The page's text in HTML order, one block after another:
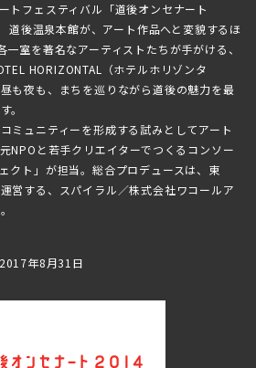
トフェスティバル「道後オンセナート
道後温泉本館が、アート作品へと変貌するほ
室を著名なアーティストたちが手がける、
HORIZONTAL（ホテルホリゾンタ
も夜も、まちを巡りながら道後の魅力を最
。
ミュニティーを形成する試みとしてアート
NPOと若手クリエイターでつくるコンソー
クト」が担当。総合プロデュースは、東
営する、スパイラル／株式会社ワコールア
年8月31日